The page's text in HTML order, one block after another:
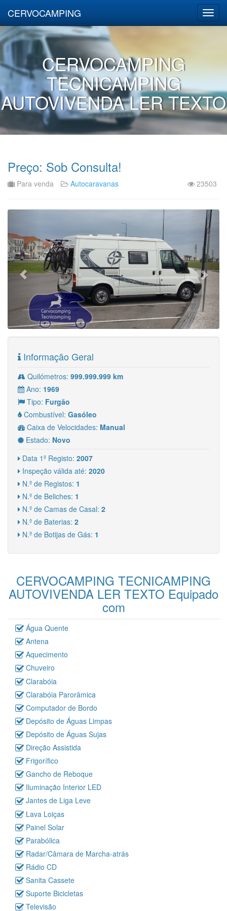
CERVOCAMPING
CERVOCAMPING
TECNICAMPING
AUTOVIVENDA LER TEXTO
Preço: Sob Consulta!
Para venda Autocaravanas 23503
Informação Geral
Quilómetros: 999.999.999 km
Ano: 1969
Tipo: Furgão
Combustível: Gasóleo
Caixa de Velocidades: Manual
Estado: Novo
Data 1º Registo: 2007
Inspeção válida até: 2020
N.º de Registos: 1
N.º de Beliches: 1
N.º de Camas de Casal: 2
N.º de Baterias: 2
N.º de Botijas de Gás: 1
CERVOCAMPING TECNICAMPING
AUTOVIVENDA LER TEXTO Equipado
com
Água Quente
Antena
Aquecimento
Chuveiro
Clarabóia
Clarabóia Parorâmica
Computador de Bordo
Depósito de Águas Limpas
Depósito de Águas Sujas
Direção Assistida
Frigorífico
Gancho de Reboque
Iluminação Interior LED
Jantes de Liga Leve
Lava Loiças
Painel Solar
Parabólica
Radar/Câmara de Marcha-atrás
Rádio CD
Sanita Cassete
Suporte Bicicletas
Televisão